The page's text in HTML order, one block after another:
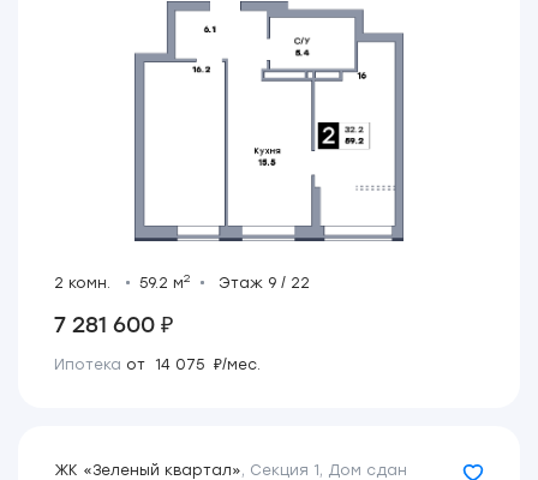
2 комн. 59.2 м2 Этаж 9 / 22
7 281 600 ₽
Ипотека от 14 075 ₽/мес.
ЖК «Зеленый квартал», Секция 1, Дом сдан